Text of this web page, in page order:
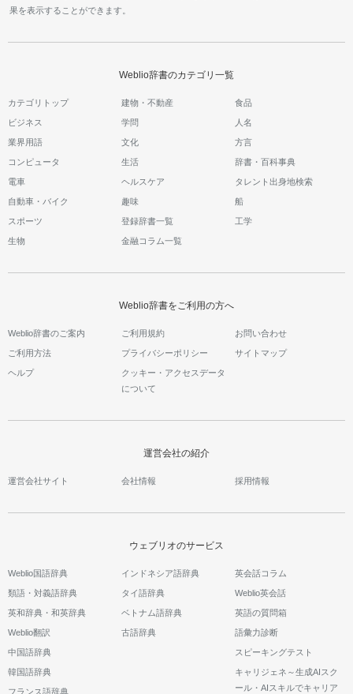
果を表示することができます。
Weblio辞書のカテゴリ一覧
カテゴリトップ 建物・不動産 食品
ビジネス 学問 人名
業界用語 文化 方言
コンピュータ 生活 辞書・百科事典
電車 ヘルスケア タレント出身地検索
自動車・バイク 趣味 船
スポーツ 登録辞書一覧 工学
生物 金融コラム一覧
Weblio辞書をご利用の方へ
Weblio辞書のご案内 ご利用規約 お問い合わせ
ご利用方法 プライバシーポリシー サイトマップ
ヘルプ
クッキー・アクセスデータ
について
運営会社の紹介
運営会社サイト 会社情報 採用情報
ウェブリオのサービス
Weblio国語辞典
類語・対義語辞典
英和辞典・和英辞典
Weblio翻訳
中国語辞典
韓国語辞典
フランス語辞典
インドネシア語辞典
タイ語辞典
ベトナム語辞典
古語辞典
英会話コラム
Weblio英会話
英語の質問箱
語彙力診断
スピーキングテスト
キャリジェネ～生成AIスク
ール・AIスキルでキャリア